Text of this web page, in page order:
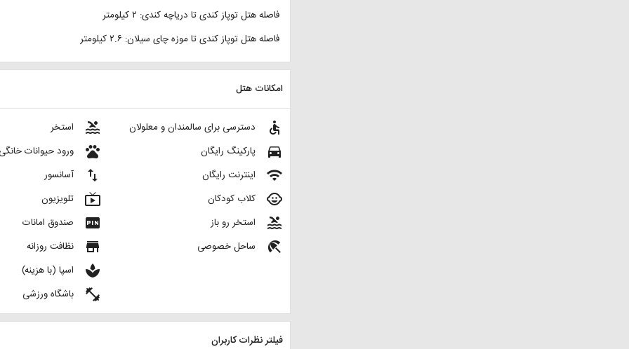
فاصله هتل توپاز کندی تا دریاچه کندی: ۲ کیلومتر
فاصله هتل توپاز کندی تا موزه چای سیلان: ۲.۶ کیلومتر
امکانات هتل
pool استخر
pets ورود حیوانات
import_export آسانسور
live_tv تلویزیون
fiber_pin صندوق امانات
store نظافت روزانه
spa اسپا (با هزینه)
fitness_center باشگاه ورزشی
accessible دسترسی برای سالمندان و معلولان
directions_car پارکینگ رایگان
wifi اینترنت رایگان
child_care کلاب کودکان
pool استخر رو باز
beach_access ساحل خصوصی
فیلتر نظرات کاربران